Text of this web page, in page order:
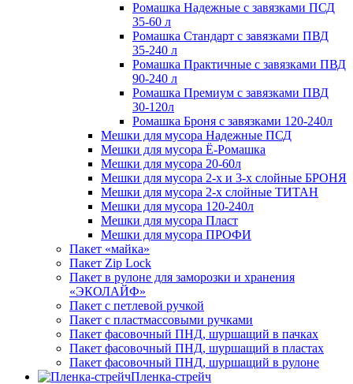
Ромашка Надежные с завязками ПСД
35-60 л
Ромашка Стандарт с завязками ПВД
35-240 л
Ромашка Практичные с завязками ПВД
90-240 л
Ромашка Премиум с завязками ПВД
30-120л
Ромашка Броня с завязками 120-240л
Мешки для мусора Надежные ПСД
Мешки для мусора Ё-Ромашка
Мешки для мусора 20-60л
Мешки для мусора 2-х и 3-х слойные БРОНЯ
Мешки для мусора 2-х слойные ТИТАН
Мешки для мусора 120-240л
Мешки для мусора Пласт
Мешки для мусора ПРОФИ
Пакет «майка»
Пакет Zip Lock
Пакет в рулоне для заморозки и хранения
«ЭКОЛАЙФ»
Пакет с петлевой ручкой
Пакет с пластмассовыми ручками
Пакет фасовочный ПНД, шуршащий в пачках
Пакет фасовочный ПНД, шуршащий в пластах
Пакет фасовочный ПНД, шуршащий в рулоне
Пленка-стрейч